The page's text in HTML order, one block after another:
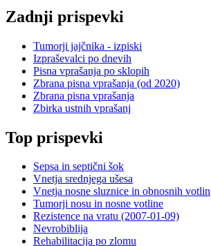
Zadnji prispevki
Tumorji jajčnika - izpiski
Izpraševalci po dnevih
Pisna vprašanja po sklopih
Zbrana pisna vprašanja (od 2020)
Zbrana pisna vprašanja
Zbirka ustnih vprašanj
Top prispevki
Sepsa in septični šok
Vnetja srednjega ušesa
Vnetja nosne sluznice in obnosnih votlin
Tumorji nosu in nosne votline
Rezistence na vratu (2007-01-09)
Nevrobiblija
Rehabilitacija po zlomu